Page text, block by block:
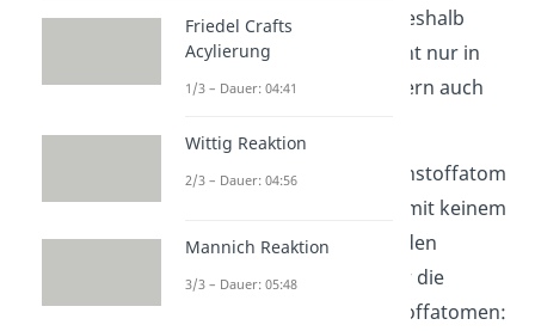
verknüpft sein können. Deshalb
kommen Alkane auch nicht nur in
linearen Ketten vor, sondern auch
Hier kann dann ein Kohlenstoffatom
auch nur mit einem oder mit keinem
Wasserstoffatom verbunden
vorliegen. Generell gilt für die
Benennung von Kohlenstoffatomen:
Friedel Crafts
Acylierung
1/3 – Dauer: 04:41
Wittig Reaktion
2/3 – Dauer: 04:56
Mannich Reaktion
3/3 – Dauer: 05:48